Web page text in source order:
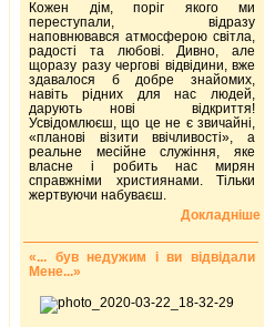
Кожен дім, поріг якого ми
переступали, відразу
наповнювався атмосферою світла,
радості та любові. Дивно, але
щоразу разу чергові відвідини, вже
здавалося б добре знайомих,
навіть рідних для нас людей,
дарують нові відкриття!
Усвідомлюєш, що це не є звичайні,
«планові візити ввічливості», а
реальне месійне служіння, яке
власне і робить нас мирян
справжніми християнами. Тільки
жертвуючи набуваєш.
Докладніше
«... був недужим і ви відвідали
Мене...»